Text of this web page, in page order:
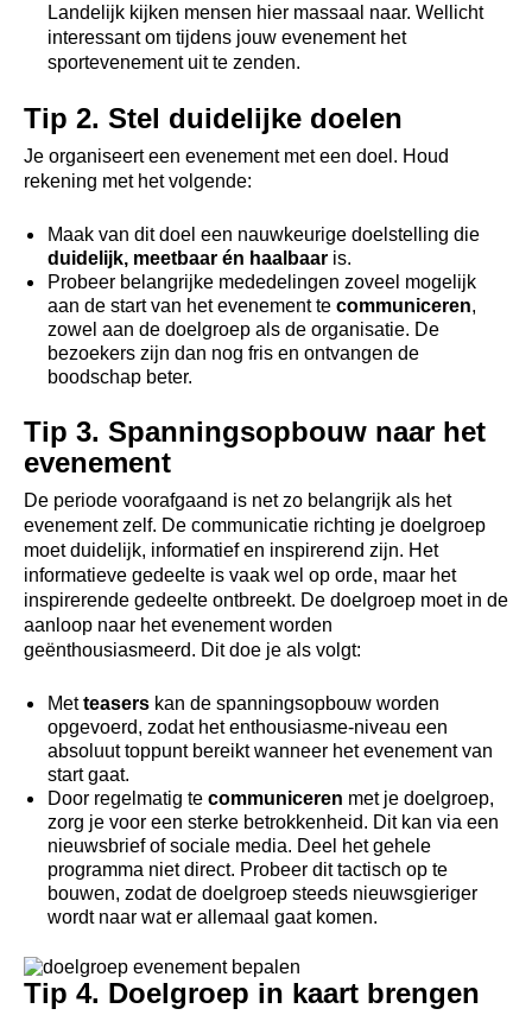
Landelijk kijken mensen hier massaal naar. Wellicht
interessant om tijdens jouw evenement het
sportevenement uit te zenden.
Tip 2. Stel duidelijke doelen
Je organiseert een evenement met een doel. Houd
rekening met het volgende:
Maak van dit doel een nauwkeurige doelstelling die
duidelijk, meetbaar én haalbaar is.
Probeer belangrijke mededelingen zoveel mogelijk
aan de start van het evenement te communiceren,
zowel aan de doelgroep als de organisatie. De
bezoekers zijn dan nog fris en ontvangen de
boodschap beter.
Tip 3. Spanningsopbouw naar het
evenement
De periode voorafgaand is net zo belangrijk als het
evenement zelf. De communicatie richting je doelgroep
moet duidelijk, informatief en inspirerend zijn. Het
informatieve gedeelte is vaak wel op orde, maar het
inspirerende gedeelte ontbreekt. De doelgroep moet in de
aanloop naar het evenement worden
geënthousiasmeerd. Dit doe je als volgt:
Metteasers kan de spanningsopbouw worden
opgevoerd, zodat het enthousiasme-niveau een
absoluut toppunt bereikt wanneer het evenement van
start gaat.
Door regelmatig te communiceren met je doelgroep,
zorg je voor een sterke betrokkenheid. Dit kan via een
nieuwsbrief of sociale media. Deel het gehele
programma niet direct. Probeer dit tactisch op te
bouwen, zodat de doelgroep steeds nieuwsgieriger
wordt naar wat er allemaal gaat komen.
Tip 4. Doelgroep in kaart brengen